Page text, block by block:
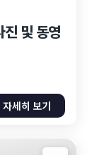
및 동영
자세히 보기